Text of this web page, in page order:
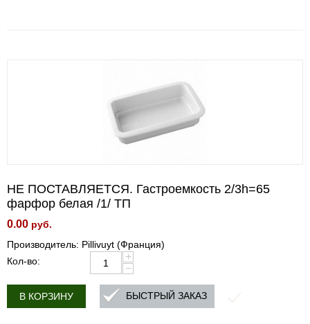
НЕ ПОСТАВЛЯЕТСЯ. Гастроемкость 2/3h=65
фарфор белая /1/ ТП
0.00 руб.
Производитель: Pillivuyt (Франция)
Кол-во:
+
−
В КОРЗИНУ БЫСТРЫЙ ЗАКАЗ